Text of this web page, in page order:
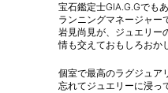
宝石鑑定士GIA.G.Gでも
ランニングマネージャー
岩見尚見が、ジュエリー
情も交えておもしろおか
個室で最高のラグジュア
忘れてジュエリーに浸っ